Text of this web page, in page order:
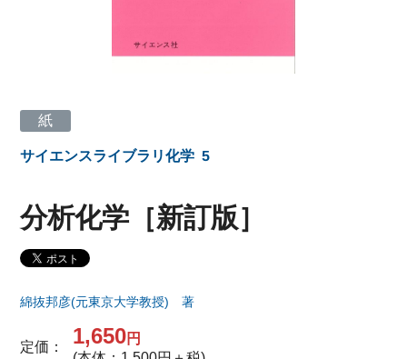
紙
サイエンスライブラリ化学 5
分析化学［新訂版］
綿抜邦彦(元東京大学教授) 著
定価： 1,650円